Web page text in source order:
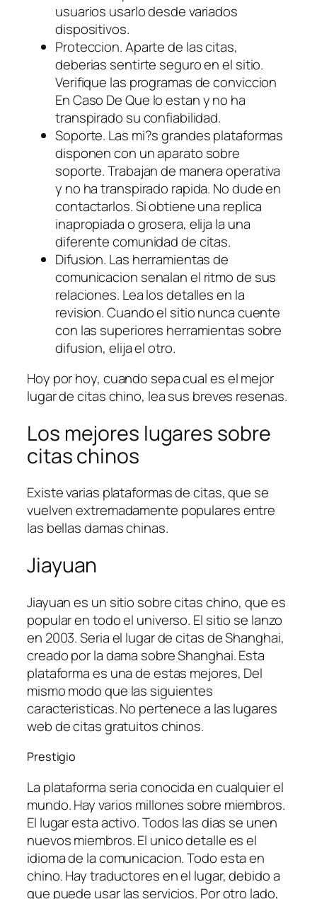
usuarios usarlo desde variados
dispositivos.
Proteccion. Aparte de las citas,
deberias sentirte seguro en el sitio.
Verifique las programas de conviccion
En Caso De Que lo estan y no ha
transpirado su confiabilidad.
Soporte. Las mi?s grandes plataformas
disponen con un aparato sobre
soporte. Trabajan de manera operativa
y no ha transpirado rapida. No dude en
contactarlos. Si obtiene una replica
inapropiada o grosera, elija la una
diferente comunidad de citas.
Difusion. Las herramientas de
comunicacion senalan el ritmo de sus
relaciones. Lea los detalles en la
revision. Cuando el sitio nunca cuente
con las superiores herramientas sobre
difusion, elija el otro.
Hoy por hoy, cuando sepa cual es el mejor
lugar de citas chino, lea sus breves resenas.
Los mejores lugares sobre
citas chinos
Existe varias plataformas de citas, que se
vuelven extremadamente populares entre
las bellas damas chinas.
Jiayuan
Jiayuan es un sitio sobre citas chino, que es
popular en todo el universo. El sitio se lanzo
en 2003. Seri­a el lugar de citas de Shanghai,
creado por la dama sobre Shanghai. Esta
plataforma es una de estas mejores, Del
mismo modo que las siguientes
caracteristicas. No pertenece a las lugares
web de citas gratuitos chinos.
Prestigio
La plataforma seri­a conocida en cualquier el
mundo. Hay varios millones sobre miembros.
El lugar esta activo. Todos las dias se unen
nuevos miembros. El unico detalle es el
idioma de la comunicacion. Todo esta en
chino. Hay traductores en el lugar, debido a
que puede usar las servicios. Por otro lado,